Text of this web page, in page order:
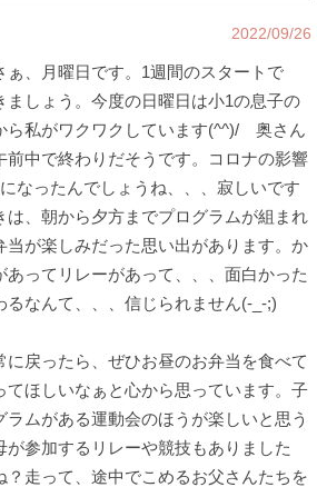
2022/09/26
ぁ、月曜日です。1週間のスタートで
ましょう。今度の日曜日は小1の息子の
ら私がワクワクしています(^^)/ 奥さん
前中で終わりだそうです。コロナの影響
なったんでしょうね、、、寂しいです
、朝から夕方までプログラムが組まれ
当が楽しみだった思い出があります。か
あってリレーがあって、、、面白かった
るなんて、、、信じられません(-_-;)
に戻ったら、ぜひお昼のお弁当を食べて
てほしいなぁと心から思っています。子
ムがある運動会のほうが楽しいと思う
が参加するリレーや競技もありました
？走って、途中でこめるお父さんたちを